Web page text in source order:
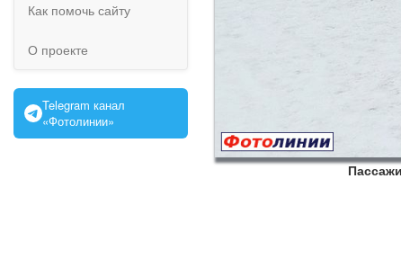
Как помочь сайту
О проекте
Telegram канал
«Фотолинии»